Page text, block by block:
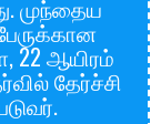
முந்தைய
22 ஆயிரம்
தேர்ச்சி